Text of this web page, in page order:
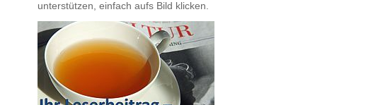
unterstützen, einfach aufs Bild klicken.